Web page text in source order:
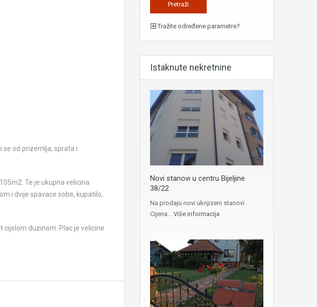
se od prizemlja, sprata i
Te je ukupna velicina
i dvije spavace sobe, kupatilo,
cijelom duzinom. Plac je velicine
Tražite određene parametre?
Istaknute nekretnine
Novi stanovi u centru Bijeljine
38/22
Na prodaju novi uknjizeni stanovi .
Cijena… Više informacija